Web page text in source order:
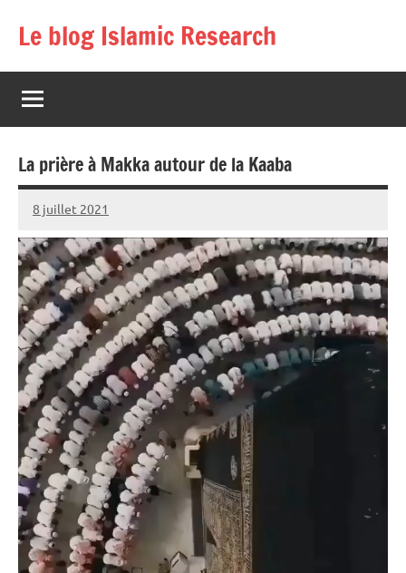
Le blog Islamic Research
La prière à Makka autour de la Kaaba
8 juillet 2021
prieres